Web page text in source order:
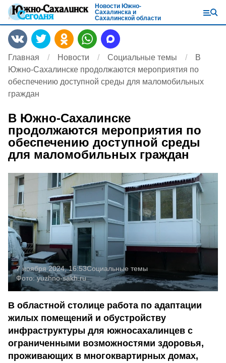
Новости Южно-
Сахалинска и
Сахалинской области
Главная Новости Социальные темы
В
Южно-Сахалинске продолжаются мероприятия по
обеспечению доступной среды для маломобильных
граждан
В Южно-Сахалинске
продолжаются мероприятия по
обеспечению доступной среды
для маломобильных граждан
7 ноября 2024, 16:53Социальные темы
Фото:yuzhno-sakh.ru
В областной столице работа по адаптации
жилых помещений и обустройству
инфраструктуры для южносахалинцев с
ограниченными возможностями здоровья,
проживающих в многоквартирных домах,